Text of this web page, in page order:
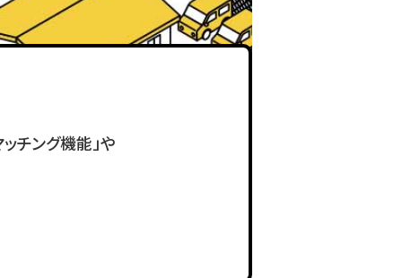
チング機能」や